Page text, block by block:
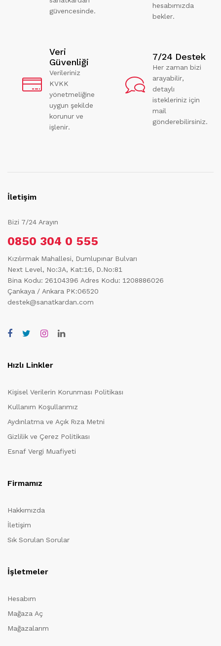
güvencesinde.
hesabımızda
bekler.
Veri
Güvenliği
Verileriniz
KVKK
yönetmeliğine
uygun şekilde
korunur ve
işlenir.
7/24 Destek
Her zaman bizi
arayabilir,
detaylı
istekleriniz için
mail
gönderebilirsiniz.
İletişim
Bizi 7/24 Arayın
0850 304 0 555
Kızılırmak Mahallesi, Dumlupınar Bulvarı
Next Level, No:3A, Kat:16, D.No:81
Bina Kodu: 26104396 Adres Kodu: 1208886026
Çankaya / Ankara PK:06520
destek@sanatkardan.com
Hızlı Linkler
Kişisel Verilerin Korunması Politikası
Kullanım Koşullarımız
Aydınlatma ve Açık Rıza Metni
Gizlilik ve Çerez Politikası
Esnaf Vergi Muafiyeti
Firmamız
Hakkımızda
İletişim
Sık Sorulan Sorular
İşletmeler
Hesabım
Mağaza Aç
Mağazalarım